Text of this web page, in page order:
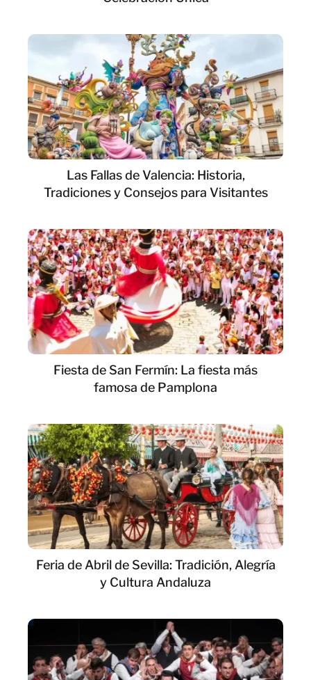
Las Fallas de Valencia: Historia,
Tradiciones y Consejos para Visitantes
Fiesta de San Fermín: La fiesta más
famosa de Pamplona
Feria de Abril de Sevilla: Tradición, Alegría
y Cultura Andaluza